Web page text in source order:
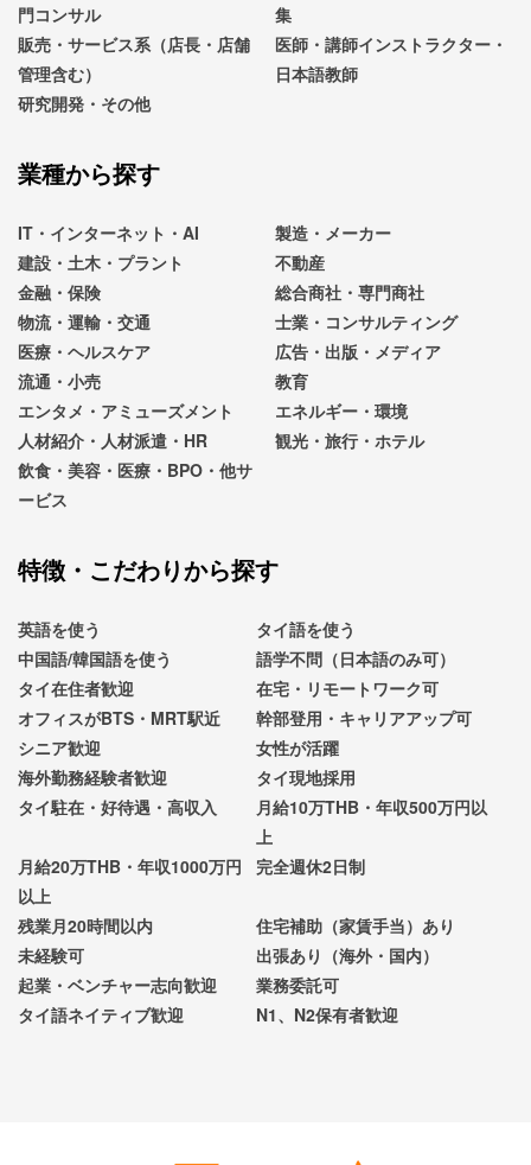
門コンサル
集
販売・サービス系（店長・店舗
管理含む）
医師・講師インストラクター・
日本語教師
研究開発・その他
業種から探す
IT・インターネット・AI
製造・メーカー
建設・土木・プラント
不動産
金融・保険
総合商社・専門商社
物流・運輸・交通
士業・コンサルティング
医療・ヘルスケア
広告・出版・メディア
流通・小売
教育
エンタメ・アミューズメント
エネルギー・環境
人材紹介・人材派遣・HR
観光・旅行・ホテル
飲食・美容・医療・BPO・他サ
ービス
特徴・こだわりから探す
英語を使う
タイ語を使う
中国語/韓国語を使う
語学不問（日本語のみ可）
タイ在住者歓迎
在宅・リモートワーク可
オフィスがBTS・MRT駅近
幹部登用・キャリアアップ可
シニア歓迎
女性が活躍
海外勤務経験者歓迎
タイ現地採用
タイ駐在・好待遇・高収入
月給10万THB・年収500万円以
上
月給20万THB・年収1000万円
以上
完全週休2日制
残業月20時間以内
住宅補助（家賃手当）あり
未経験可
出張あり（海外・国内）
起業・ベンチャー志向歓迎
業務委託可
タイ語ネイティブ歓迎
N1、N2保有者歓迎